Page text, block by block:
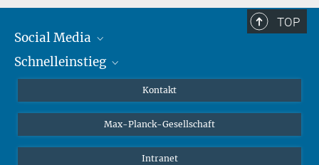
TOP
Social Media
Mastodon
Schnelleinstieg
Studierende
Schüler*innen
Kontakt
Max-Planck-Gesellschaft
Intranet